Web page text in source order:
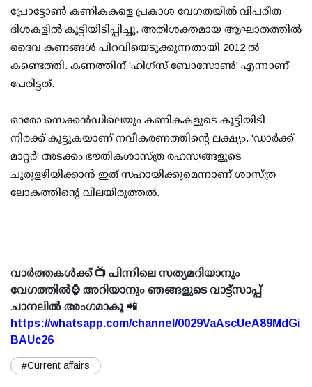
പ്രോട്ടോണ്‍ കണികകളെ പ്രകാശ വേഗതയില്‍ വിപരീത
ദിശകളില്‍ കൂട്ടിയിടിപ്പിച്ചു. അതിശക്തമായ ആഘാതത്തില്‍
ദൈവ കണങ്ങള്‍ പിറവിയെടുക്കുന്നതായി 2012 ല്‍
കണ്ടെത്തി. കണത്തിന് 'ഹിഗ്‌സ് ബോസോണ്‍' എന്നാണ്
പേരിട്ടത്.
ഓരോ സെക്കന്‍ഡിലെയും കണികകളുടെ കൂട്ടിയിടി
നിരക്ക് കൂട്ടുകയാണ് നവീകരണത്തിന്റെ ലക്ഷ്യം. 'ഡാര്‍ക്ക്
മാറ്റര്‍' അടക്കം ഭൗതികശാസ്ത്ര രഹസ്യങ്ങളുടെ
ചുരുളഴിയിക്കാന്‍ ഇത് സഹായിക്കുമെന്നാണ് ശാസ്ത്ര
ലോകത്തിന്റെ വിലയിരുത്തല്‍.
വാർത്തകൾക്ക് 📺 പിന്നിലെ സത്യമറിയാനും
വേഗത്തിൽ⌚ അറിയാനും ഞങ്ങളുടെ വാട്ട്സാപ്പ്
ചാനലിൽ അംഗമാകൂ 📲
https://whatsapp.com/channel/0029VaAscUeA89MdGi
BAUc26
#Current affairs